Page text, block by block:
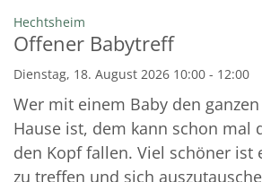
Datum: 18. August 2026
Hechtsheim
Offener Babytreff
Dienstag, 18. August 2026 10:00 - 12:00
Wer mit einem Baby den
Hause ist, dem kann schon mal
den Kopf fallen. Viel schöner ist
zu treffen und sich